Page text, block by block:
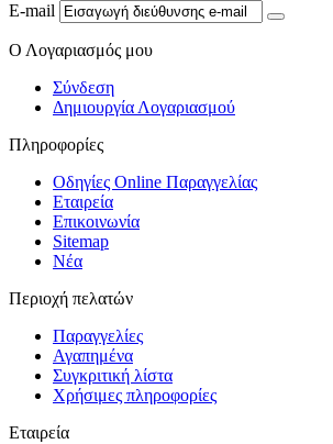
E-mail
Ο Λογαριασμός μου
Σύνδεση
Δημιουργία Λογαριασμού
Πληροφορίες
Οδηγίες Online Παραγγελίας
Εταιρεία
Επικοινωνία
Sitemap
Νέα
Περιοχή πελατών
Παραγγελίες
Αγαπημένα
Συγκριτική λίστα
Χρήσιμες πληροφορίες
Εταιρεία